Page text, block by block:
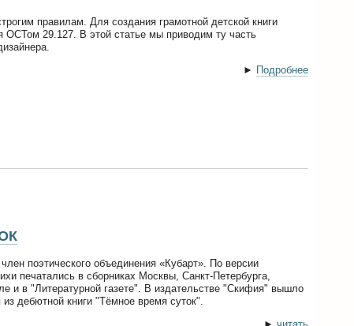
правилам. Для создания грамотной детской книги
ОСТом 29.127. В этой статье мы приводим ту часть
► Подробнее
поэтического объединения «Кубарт». По версии
печатались в сборниках Москвы, Санкт-Петербурга,
и в "Литературной газете". В издательстве "Скифия" вышло
дебютной книги "Тёмное время суток".